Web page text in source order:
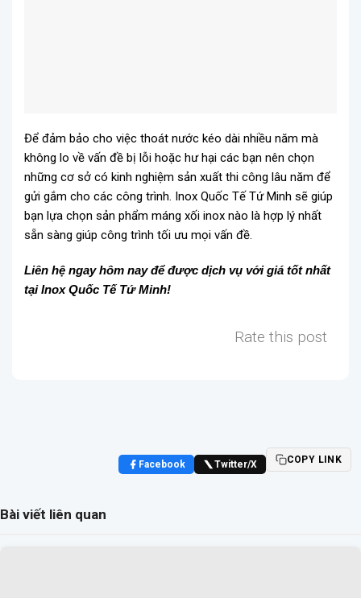
Để đảm bảo cho việc thoát nước kéo dài nhiều năm mà
không lo về vấn đề bị lỗi hoặc hư hại các bạn nên chọn
những cơ sở có kinh nghiệm sản xuất thi công lâu năm để
gửi gắm cho các công trình. Inox Quốc Tế Tứ Minh sẽ giúp
bạn lựa chọn sản phẩm máng xối inox nào là hợp lý nhất
sẵn sàng giúp công trình tối ưu mọi vấn đề.
Liên hệ ngay hôm nay để được dịch vụ với giá tốt nhất
tại Inox Quốc Tế Tứ Minh!
Rate this post
Facebook Twitter/X COPY LINK
Bài viết liên quan